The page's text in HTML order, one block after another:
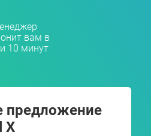
вам в
10 минут
предложение
X